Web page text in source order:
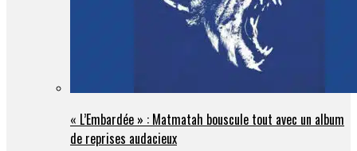
« L’Embardée » : Matmatah bouscule tout avec un album
de reprises audacieux